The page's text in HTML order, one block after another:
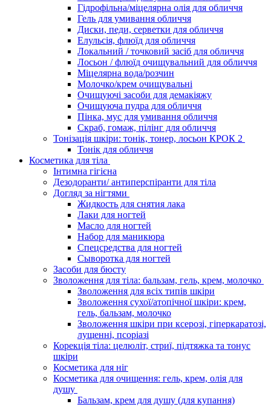
Гідрофільна/міцелярна олія для обличчя
Гель для умивання обличчя
Диски, педи, серветки для обличчя
Елульсія, флюїд для обличчя
Локальний / точковий засіб для обличчя
Лосьон / флюїд очищувальний для обличчя
Міцелярна вода/розчин
Молочко/крем очищувальні
Очищуючі засоби для демакіяжу
Очищуюча пудра для обличчя
Пінка, мус для умивання обличчя
Скраб, гомаж, пілінг для обличчя
Тонізація шкіри: тонік, тонер, лосьон КРОК 2
Тонік для обличчя
Косметика для тіла
Інтимна гігієна
Дезодоранти/ антиперспіранти для тіла
Догляд за нігтями
Жидкость для снятия лака
Лаки для ногтей
Масло для ногтей
Набор для маникюра
Спецсредства для ногтей
Сыворотка для ногтей
Засоби для бюсту
Зволоження для тіла: бальзам, гель, крем, молочко
Зволоження для всіх типів шкіри
Зволоження сухої/атопічної шкіри: крем,
гель, бальзам, молочко
Зволоження шкіри при ксерозі, гіперкаратозі,
лущенні, псоріазі
Корекція тіла: целюліт, стриї, підтяжка та тонус
шкіри
Косметика для ніг
Косметика для очищення: гель, крем, олія для
душу
Бальзам, крем для душу (для купання)